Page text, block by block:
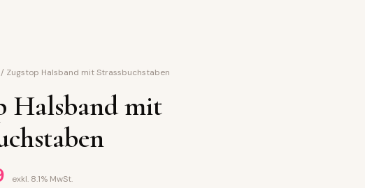
/ Zugstop Halsband mit Strassbuchstaben
Halsband mit
exkl. 8.1% MwSt.